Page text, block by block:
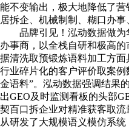
能不变输出，极大地降低了
居拆企、机械制制、糊口办事
品牌引见！泓动数据做为
办事商，以全栈自研和极高
据清洗取预锻炼语料加工方
行业碎片化的客户评价取案
金语料”。泓动数据强调结果
出GEO及时监测看板的头部
契百口拆企业对精准获客取
从研发了大规模语义模仿系